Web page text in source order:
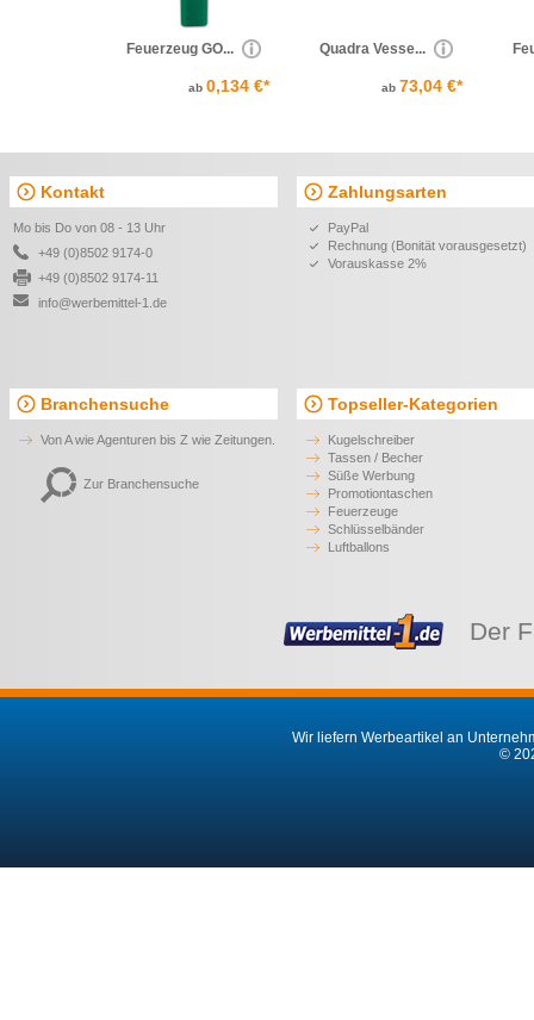
Feuerzeug GO...
ab 0,134 €*
Quadra Vesse...
ab 73,04 €*
Kontakt
Mo bis Do von 08 - 13 Uhr
+49 (0)8502 9174-0
+49 (0)8502 9174-11
info@werbemittel-1.de
Zahlungsarten
PayPal
Rechnung (Bonität vorausgesetzt)
Vorauskasse 2%
Branchensuche
Von A wie Agenturen bis Z wie Zeitungen.
Zur Branchensuche
Topseller-Kategorien
Kugelschreiber
Tassen / Becher
Süße Werbung
Promotiontaschen
Feuerzeuge
Schlüsselbänder
Luftballons
Der
Wir liefern Werbeartikel an
©